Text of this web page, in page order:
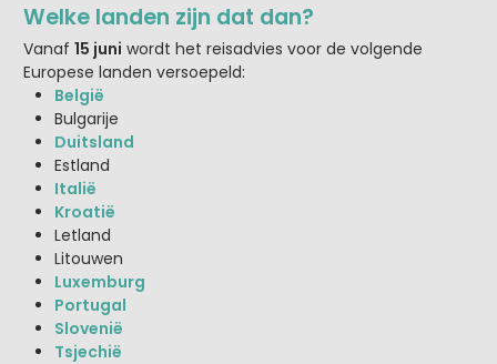
Welke landen zijn dat dan?
Vanaf 15 juni wordt het reisadvies voor de volgende
Europese landen versoepeld:
België
Bulgarije
Duitsland
Estland
Italië
Kroatië
Letland
Litouwen
Luxemburg
Portugal
Slovenië
Tsjechië